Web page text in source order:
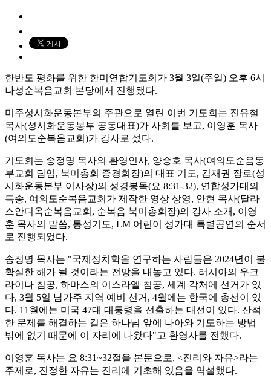
한반도 평화를 위한 한미연합기도회가 3월 3일(주일) 오후 6시
나성순복음교회 본당에서 진행됐다.
미주성시화운동본부의 주관으로 열린 이번 기도회는 진유철
목사(성시화운동봉부 공동대표)가 사회를 보고, 이영훈 목사
(여의도순복음교회)가 강사로 섰다.
기도회는 송정명 목사의 환영인사, 양승호 목사(여의도순음동
부교회 담임, 북미총회 증경회장)의 대표 기도, 김재권 장로(성
시화운동본부 이사장)의 성경봉독(요 8:31-32), 연합성가대의
특송, 여의도순복음교회가 제작한 영상 상영, 안현 목사(달라
스안디옥순복음교회, 순복음 북미총회장)의 강사 소개, 이영
훈 목사의 말씀, 통성기도, LM 어린이 성가대 특별공연의 순서
로 진행되었다.
송정명 목사는 "국제정치학을 연구하는 사람들은 2024년이 불
확실한 해가 될 것이라는 전망을 내놓고 있다. 러시아의 우크
라이나 침공, 하마스의 이스라엘 침공, 세계 각처에 선거가 있
다, 3월 5일 남가주 지역 예비 선거, 4월에는 한국에 총선이 있
다. 11월에는 미국 47대 대통령을 선출하는 대선이 있다. 산적
한 문제를 해결하는 길은 하나님 앞에 나아와 기도하는 방법
밖에 없기 때문에 이 자리에 나왔다"고 환영사를 전했다.
이영훈 목사는 요 8:31~32절을 본문으로, <진리와 자유>라는
주제로, 진정한 자유는 진리에 기초해 있음을 역설했다.